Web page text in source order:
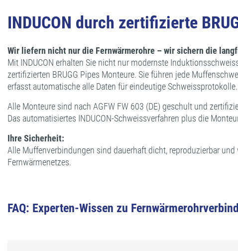
INDUCON durch zertifizierte
Wir liefern nicht nur die Fernwärmerohre – wir sichern die
Mit INDUCON erhalten Sie nicht nur modernste
zertifizierten BRUGG Pipes Monteure. Sie führen jede
erfasst automatische alle Daten für eindeutige
Alle Monteure sind nach AGFW FW 603 (DE) geschult und
Das automatisiertes INDUCON-Schweissverfahren plus die
Ihre Sicherheit:
Alle Muffenverbindungen sind dauerhaft dicht, reproduzierbar
Fernwärmenetzes.
FAQ: Experten-Wissen zu